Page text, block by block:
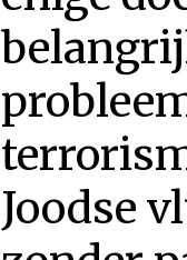
Joodse